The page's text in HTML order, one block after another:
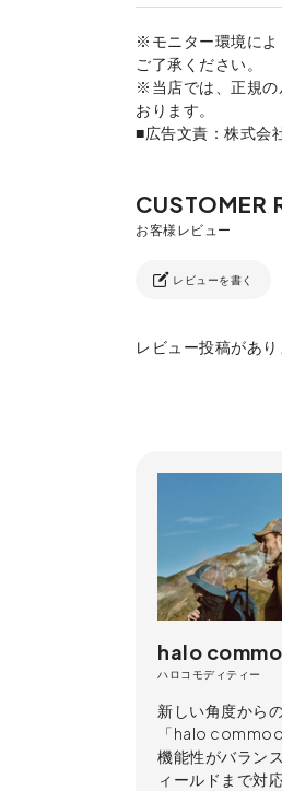
※モニター環境によ
ご了承ください。
※当店では、正規の
おります。
■広告文責：株式会
レビューを書く
レビュー投稿があり
halo
ハロコモディティー
新しい角度から
「halo
機能性がバラン
ィールドまで対